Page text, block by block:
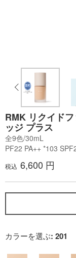
RMK リクイド
ッジ プラス
全9色/30mL
PF22 PA++ *103
税込 6,600 円
カラーを選ぶ: 201